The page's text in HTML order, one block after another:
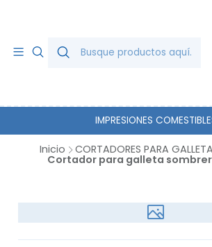
IMPRESIONES
Inicio CORTADORES PARA
Cortador para galleta